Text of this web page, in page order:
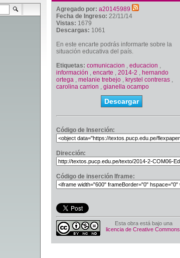
Agregado por: a20145989
Fecha de Ingreso: 22/11/14
Vistas: 1679
Descargas: 1061
En este encarte podrás informarte sobre la
situación educativa del país.
Etiquetas: comunicacion , educacion ,
información , encarte , 2014-2 , hernando
ortega , melanie trebejo , krystel contreras ,
carolina carrion , gianella ocampo
Descargar
Código de Inserción:
Dirección:
Código de inserción Iframe:
Esta obra está bajo una
licencia de Creative Commons